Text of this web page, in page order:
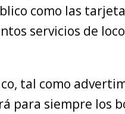
como las
servicios de
tal como
para siempre los